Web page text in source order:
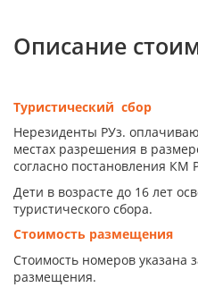
Описание
Туристический сбор
Нерезиденты РУз.
местах разрешения в
согласно постановления КМ
Дети в возрасте до 16 лет
туристического сбора.
Стоимость размещения
Стоимость номеров указана
размещения.